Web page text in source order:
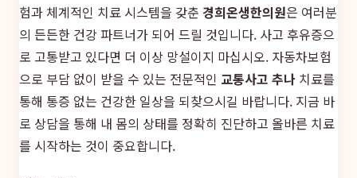
험과 체계적인 치료 시스템을 갖춘 경희온생한의원은 여러분
의 든든한 건강 파트너가 되어 드릴 것입니다. 사고 후유증으
로 고통받고 있다면 더 이상 망설이지 마십시오. 자동차보험
으로 부담 없이 받을 수 있는 전문적인 교통사고 추나 치료를
통해 통증 없는 건강한 일상을 되찾으시길 바랍니다. 지금 바
로 상담을 통해 내 몸의 상태를 정확히 진단하고 올바른 치료
를 시작하는 것이 중요합니다.